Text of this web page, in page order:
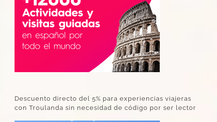
Descuento directo del 5% para experiencias viajeras
con Troulanda sin necesidad de código por ser lector